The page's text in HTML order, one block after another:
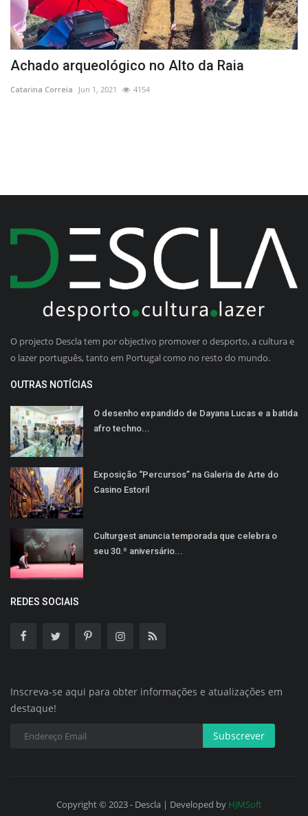
Achado arqueológico no Alto da Raia
Catarina Correia Jun 1, 2021 4154
O projecto Descla tem por objectivo promover o desporto, a cultura e
o lazer português, tanto em Portugal como no resto do mundo.
OUTRAS NOTÍCIAS
O desenho expandido de Dayana Lucas e a batida
afro techno...
Exposição “Percursos” na Galeria de Arte do
Casino Estoril
Culturgest anuncia temporada que celebra o
seu 30.º aniversário...
REDES SOCIAIS
Inscreva-se aqui para obter informações e atualizações em
destaque!
Subscrever
Copyright © 2023 - Descla | Developed by HJMSoft